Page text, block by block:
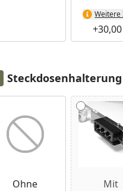
Weitere
anzeigen (2)
Ohne
Mit